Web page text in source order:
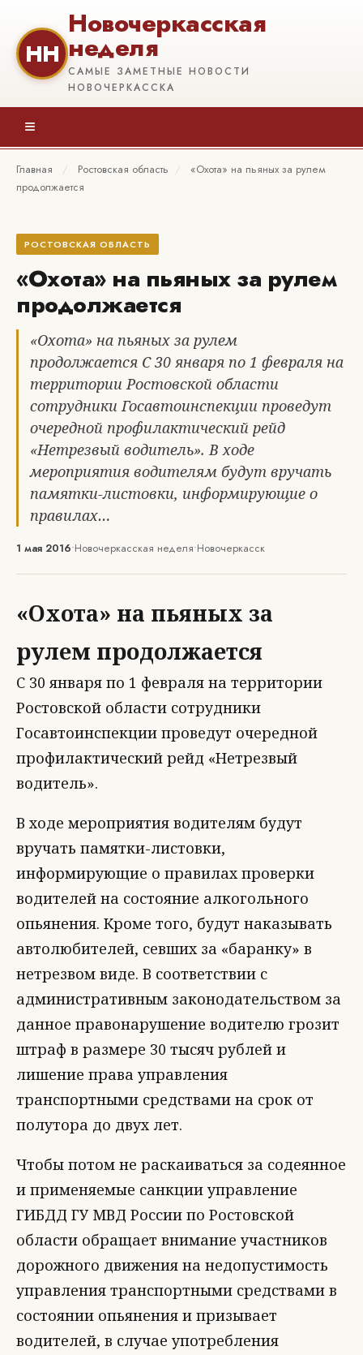
НН
Новочеркасская
неделя
САМЫЕ ЗАМЕТНЫЕ НОВОСТИ
НОВОЧЕРКАССКА
≡
Главная / Ростовская область /
«Охота» на пьяных за рулем
продолжается
РОСТОВСКАЯ ОБЛАСТЬ
«Охота» на пьяных за рулем
продолжается
«Охота» на пьяных за рулем
продолжается С 30 января по 1 февраля на
территории Ростовской области
сотрудники Госавтоинспекции проведут
очередной профилактический рейд
«Нетрезвый водитель». В ходе
мероприятия водителям будут вручать
памятки-листовки, информирующие о
правилах…
1 мая 2016•Новочеркасская неделя•Новочеркасск
«Охота» на пьяных за
рулем продолжается
С 30 января по 1 февраля на территории
Ростовской области сотрудники
Госавтоинспекции проведут очередной
профилактический рейд «Нетрезвый
водитель».
В ходе мероприятия водителям будут
вручать памятки-листовки,
информирующие о правилах проверки
водителей на состояние алкогольного
опьянения. Кроме того, будут наказывать
автолюбителей, севших за «баранку» в
нетрезвом виде. В соответствии с
административным законодательством за
данное правонарушение водителю грозит
штраф в размере 30 тысяч рублей и
лишение права управления
транспортными средствами на срок от
полутора до двух лет.
Чтобы потом не раскаиваться за содеянное
и применяемые санкции управление
ГИБДД ГУ МВД России по Ростовской
области обращает внимание участников
дорожного движения на недопустимость
управления транспортными средствами в
состоянии опьянения и призывает
водителей, в случае употребления